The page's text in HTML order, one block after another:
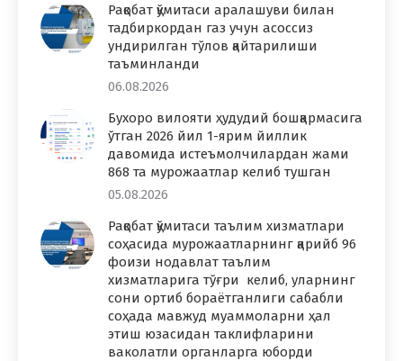
Рақобат қўмитаси аралашуви билан
тадбиркордан газ учун асоссиз
ундирилган тўлов қайтарилиши
таъминланди
06.08.2026
Бухоро вилояти ҳудудий бошқармасига
ўтган 2026 йил 1-ярим йиллик
давомида истеъмолчилардан жами
868 та мурожаатлар келиб тушган
05.08.2026
Рақобат қўмитаси таълим хизматлари
соҳасида мурожаатларнинг қарийб 96
фоизи нодавлат таълим
хизматларига тўғри келиб, уларнинг
сони ортиб бораётганлиги сабабли
соҳада мавжуд муаммоларни ҳал
этиш юзасидан таклифларини
ваколатли органларга юборди